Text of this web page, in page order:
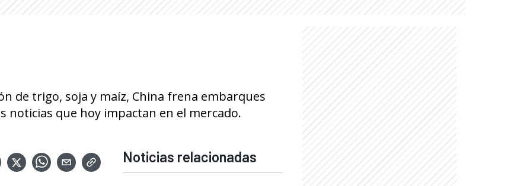
de trigo, soja y maíz, China frena embarques
noticias que hoy impactan en el mercado.
Noticias relacionadas